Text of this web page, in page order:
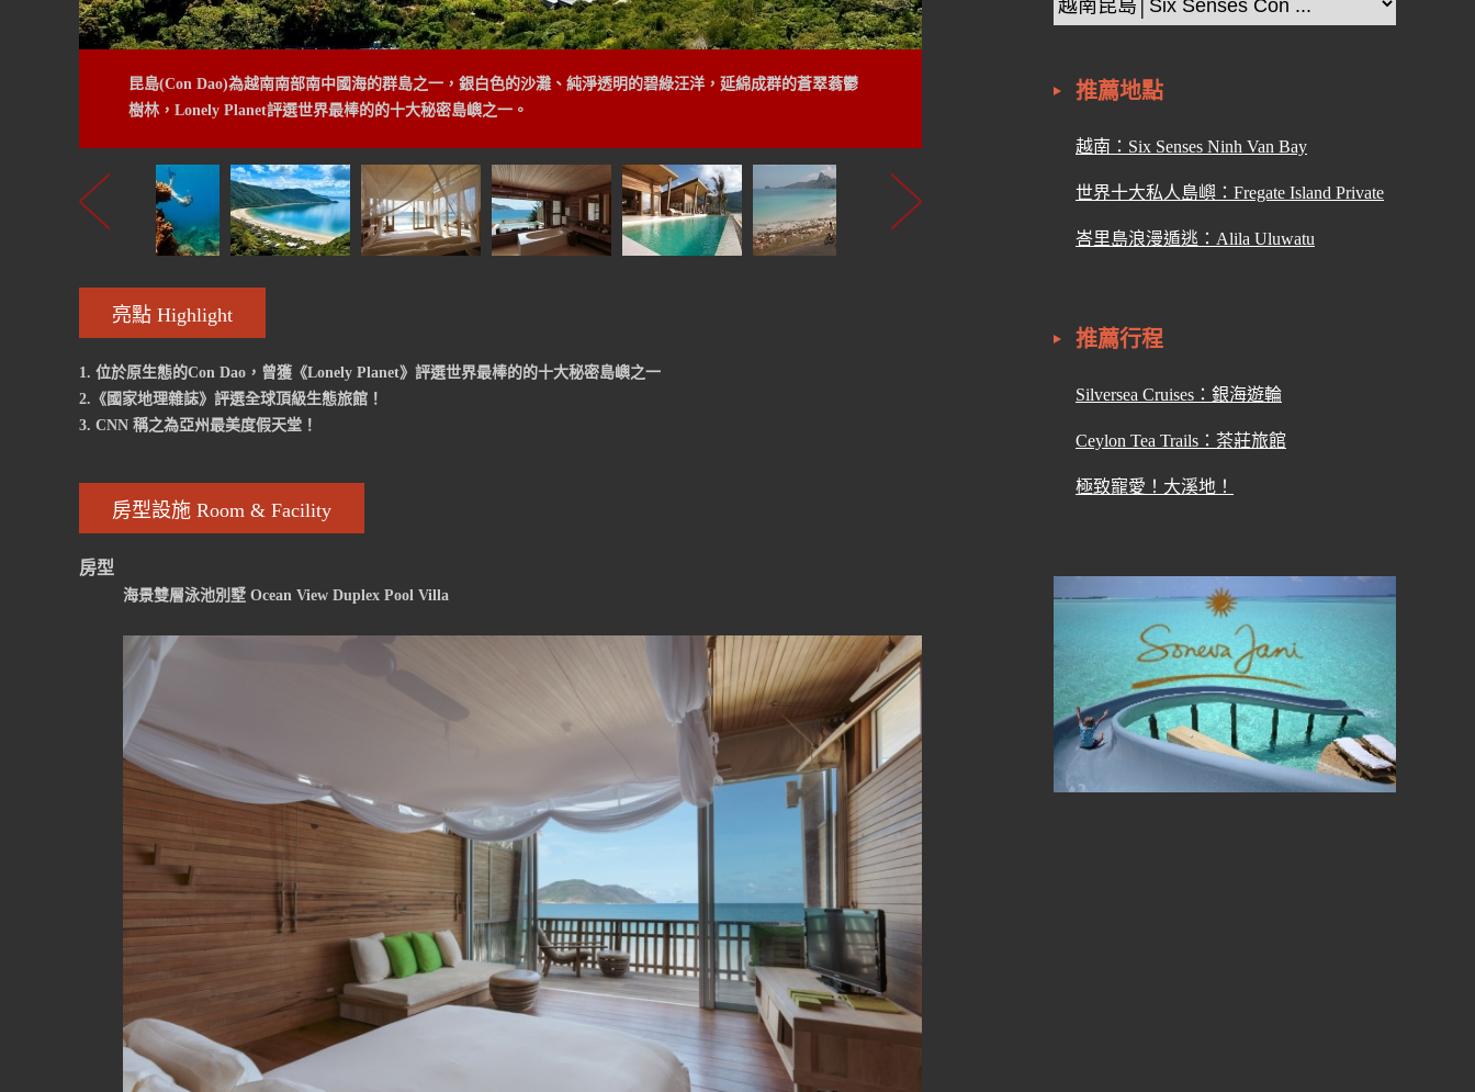
Six Senses講求讓住客「返回自然」，以開放式的設計，讓自然海風流通、讓陽光輕輕灑下，營造寬敞明亮的空
間，也是與大自然毫無隔閡。
亮點 Highlight
1. 位於原生態的Con Dao，曾獲《Lonely Planet》評選世界最棒的的十大秘密島嶼之一
2.《國家地理雜誌》評選全球頂級生態旅館！
3. CNN 稱之為亞州最美度假天堂！
房型設施 Room & Facility
房型
海景雙層泳池別墅 Ocean View Duplex Pool Villa
推薦地點
越南：Six Senses Ninh Van Bay
世界十大私人島嶼：Fregate Island Private
峇里島浪漫遁逃：Alila Uluwatu
推薦行程
Silversea Cruises：銀海遊輪
Ceylon Tea Trails：茶莊旅館
極致寵愛！大溪地！